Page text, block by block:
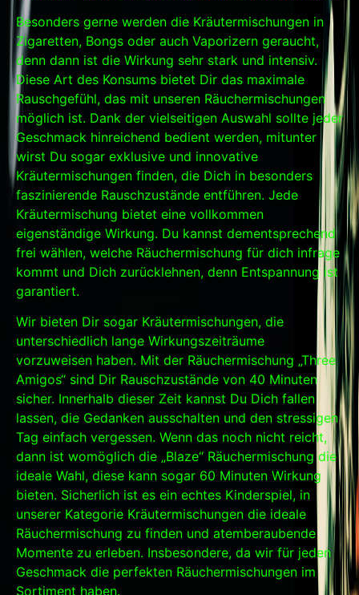
Besonders gerne werden die Kräutermischungen in
Zigaretten, Bongs oder auch Vaporizern geraucht,
denn dann ist die Wirkung sehr stark und intensiv.
Diese Art des Konsums bietet Dir das maximale
Rauschgefühl, das mit unseren Räuchermischungen
möglich ist. Dank der vielseitigen Auswahl sollte jeder
Geschmack hinreichend bedient werden, mitunter
wirst Du sogar exklusive und innovative
Kräutermischungen finden, die Dich in besonders
faszinierende Rauschzustände entführen. Jede
Kräutermischung bietet eine vollkommen
eigenständige Wirkung. Du kannst dementsprechend
frei wählen, welche Räuchermischung für dich infrage
kommt und Dich zurücklehnen, denn Entspannung ist
garantiert.
Wir bieten Dir sogar Kräutermischungen, die
unterschiedlich lange Wirkungszeiträume
vorzuweisen haben. Mit der Räuchermischung „Three
Amigos“ sind Dir Rauschzustände von 40 Minuten
sicher. Innerhalb dieser Zeit kannst Du Dich fallen
lassen, die Gedanken ausschalten und den stressigen
Tag einfach vergessen. Wenn das noch nicht reicht,
dann ist womöglich die „Blaze“ Räuchermischung die
ideale Wahl, diese kann sogar 60 Minuten Wirkung
bieten. Sicherlich ist es ein echtes Kinderspiel, in
unserer Kategorie Kräutermischungen die ideale
Räuchermischung zu finden und atemberaubende
Momente zu erleben. Insbesondere, da wir für jeden
Geschmack die perfekten Räuchermischungen im
Sortiment haben.